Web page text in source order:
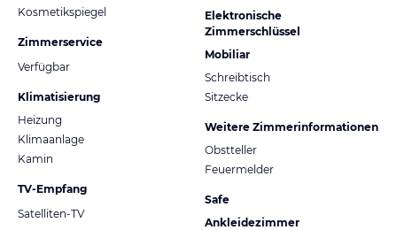
Kosmetikspiegel
Zimmerservice
Verfügbar
Klimatisierung
Heizung
Klimaanlage
Kamin
TV-Empfang
Satelliten-TV
Elektronische
Zimmerschlüssel
Mobiliar
Schreibtisch
Sitzecke
Weitere Zimmerinformationen
Obstteller
Feuermelder
Safe
Ankleidezimmer